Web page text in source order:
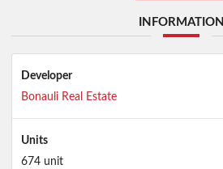
INFORMATION
Developer
Bonauli Real Estate
Units
674 unit